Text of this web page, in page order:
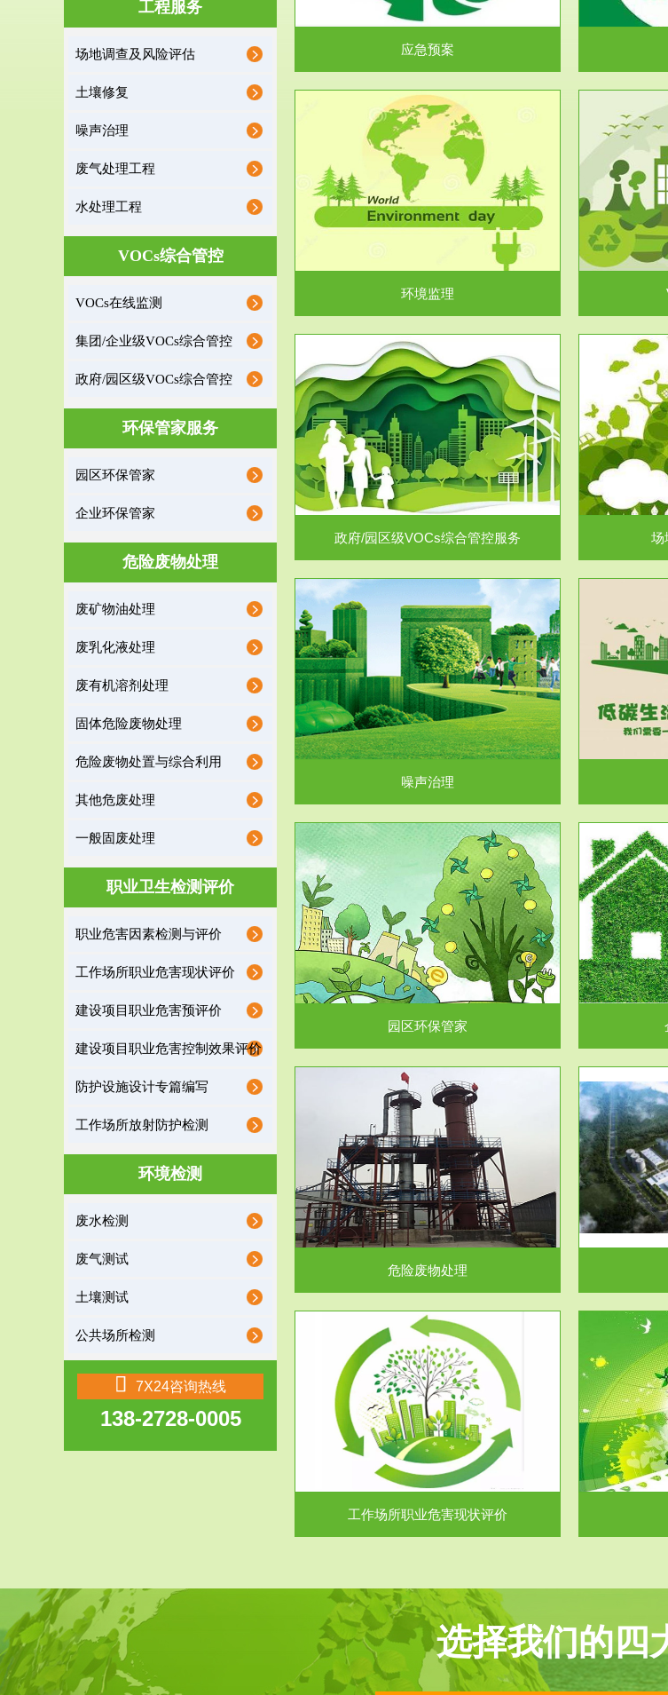
工程服务
场地调查及风险评估
土壤修复
噪声治理
废气处理工程
水处理工程
VOCs综合管控
VOCs在线监测
集团/企业级VOCs综合管控
政府/园区级VOCs综合管控
环保管家服务
园区环保管家
企业环保管家
危险废物处理
废矿物油处理
废乳化液处理
废有机溶剂处理
固体危险废物处理
危险废物处置与综合利用
其他危废处理
一般固废处理
职业卫生检测评价
职业危害因素检测与评价
工作场所职业危害现状评价
建设项目职业危害预评价
建设项目职业危害控制效果评价
防护设施设计专篇编写
工作场所放射防护检测
环境检测
废水检测
废气测试
土壤测试
公共场所检测
7X24咨询热线
138-2728-0005
业事业单位应当按照...
应急预案
洁生产审核暂行办法...
收监管的重要辅助...
环境监理
服务范围
VOCs在线监测
根据《重点区域大气污染防治“十二五”规划》有
机废气净化率达...
进行VOCs
政府/园区级VOCs综合管控服务
根据《石化行业挥发性有机物综合整治方案》文
政府/园区级VOCs综合管控服务
服务范围
场地调查及风险评估
受政府或企业委托，对于拟关停搬迁和拟变更土
地利用方式或者土地使...
场
服务范围
噪声治理
噪声治理
服务范围
废气处理工程
服务范围
园区环保管家
保护作用促进供给侧结...
园区环保管家
服务范围
企业级环保管家
排污许可证作为企业环保执法情况的一个重要依
据，其必要性及合规性...
固体废物解
服务范围
危险废物处理
危险废物解释：根据《中华人民共和国固体废物
污染防治法》的规定，危...
危险废物处理
服务范围
市政固废处理
蔚蓝生态环境科技所从事的市政废物处理业务包
括市政废物的处理处...
工作
【检测评
服务范围
工作场所职业危害现状评价
工作场所职业危害现状评价
服务范围
废水检测
废水污水检测主要是对企业工厂在生产工艺过程
中排出的废水、污水...
检测范围
选择我们的四